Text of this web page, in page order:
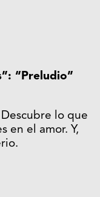
“Preludio”
lo que
en el amor. Y,